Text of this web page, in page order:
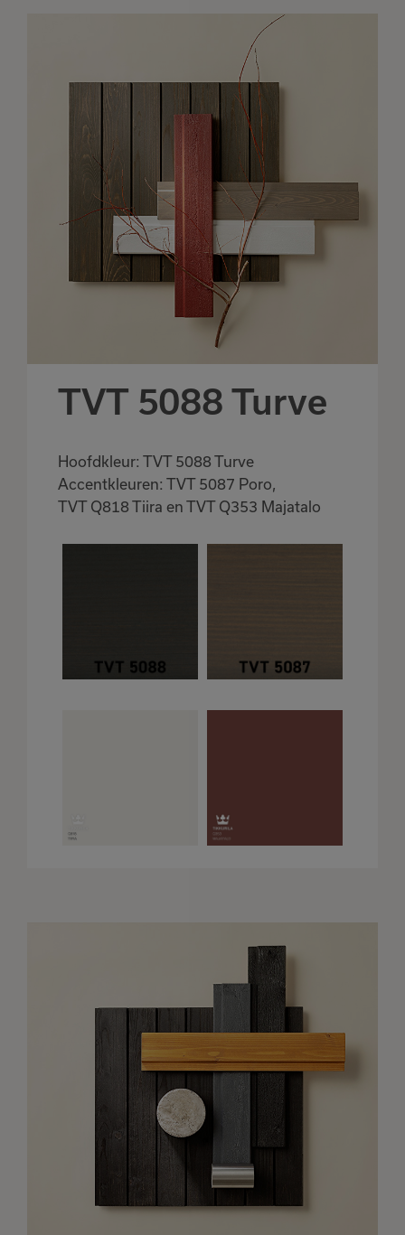
TVT 5088 Turve
Hoofdkleur: TVT 5088 Turve
Accentkleuren: TVT 5087 Poro,
TVT Q818 Tiira en TVT Q353 Majatalo